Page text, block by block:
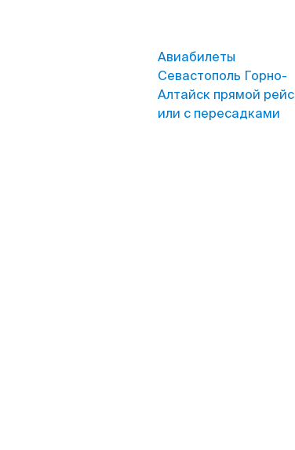
Авиабилеты
Севастополь Горно-
Алтайск прямой рейс
или с пересадками